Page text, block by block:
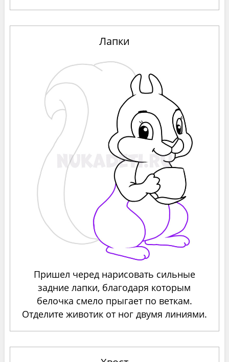
Лапки
Пришел черед нарисовать сильные
задние лапки, благодаря которым
белочка смело прыгает по веткам.
Отделите животик от ног двумя линиями.